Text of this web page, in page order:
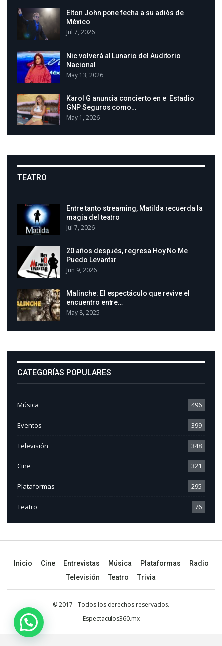
Elton John pone fecha a su adiós de
México
Jul 7, 2026
Nic volverá al Lunario del Auditorio
Nacional
May 13, 2026
Karol G anuncia concierto en el Estadio
GNP Seguros como…
May 1, 2026
TEATRO
Entre tanto streaming, Matilda recuerda la
magia del teatro
Jul 7, 2026
20 años después, regresa Hoy No Me
Puedo Levantar
Jun 9, 2026
Malinche: El espectáculo que revive el
encuentro entre…
May 8, 2025
CATEGORÍAS POPULARES
Música 496
Eventos 399
Televisión 348
Cine 321
Plataformas 295
Teatro 76
Inicio Cine Entrevistas Música Plataformas
Radio
Televisión
Teatro Trivia
© 2017 - Todos los derechos reservados.
Espectaculos360.mx